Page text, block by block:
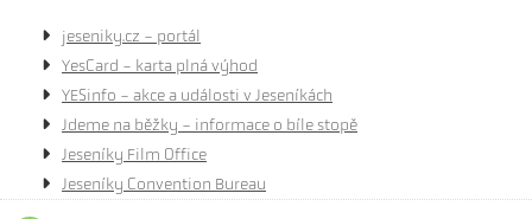
jeseniky.cz - portál
YesCard - karta plná výhod
YESinfo - akce a události v Jeseníkách
Jdeme na běžky - informace o bíle stopě
Jeseníky Film Office
Jeseníky Convention Bureau